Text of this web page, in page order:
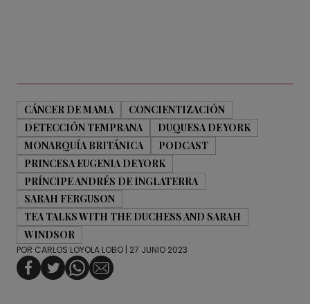
CÁNCER DE MAMA
CONCIENTIZACIÓN
DETECCIÓN TEMPRANA
DUQUESA DE YORK
MONARQUÍA BRITÁNICA
PODCAST
PRINCESA EUGENIA DE YORK
PRÍNCIPE ANDRÉS DE INGLATERRA
SARAH FERGUSON
TEA TALKS WITH THE DUCHESS AND SARAH
WINDSOR
POR CARLOS LOYOLA LOBO | 27 JUNIO 2023